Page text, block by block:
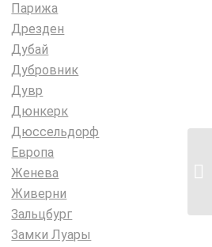
Парижа
Дрезден
Дубай
Дубровник
Дувр
Дюнкерк
Дюссельдорф
Европа
Женева
Живерни
Зальцбург
Замки Луары